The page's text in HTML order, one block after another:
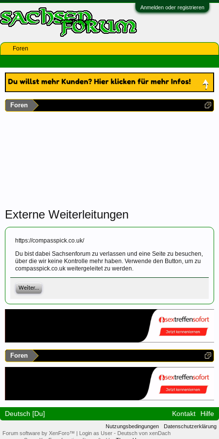
Anmelden oder registrieren
Foren
Externe Weiterleitungen
https://compasspick.co.uk/
Du bist dabei Sachsenforum zu verlassen und eine Seite zu besuchen,
über die wir keine Kontrolle mehr haben. Verwende den Button, um zu
compasspick.co.uk weitergeleitet zu werden.
Weiter...
Foren
Foren
Deutsch [Du] Kontakt Hilfe
Nutzungsbedingungen
Datenschutzerklärung
Forum software by XenForo™ | Login as User - Deutsch von xenDach